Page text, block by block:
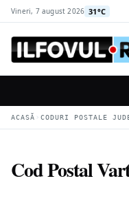
conținutul
Vineri, 7 august 2026 31°C
ACASĂ › CODURI POSTALE
Cod Postal